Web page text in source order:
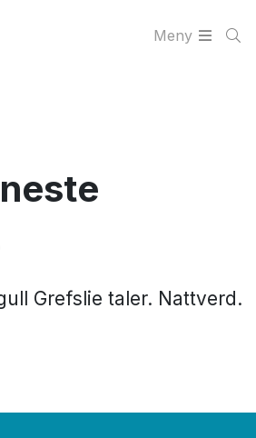
Meny
Grefslie taler. Nattverd.